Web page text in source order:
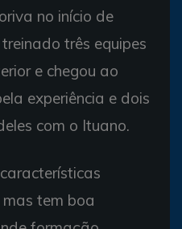
no início de
três equipes
e chegou ao
experiência e dois
com o Ituano.
tem boa